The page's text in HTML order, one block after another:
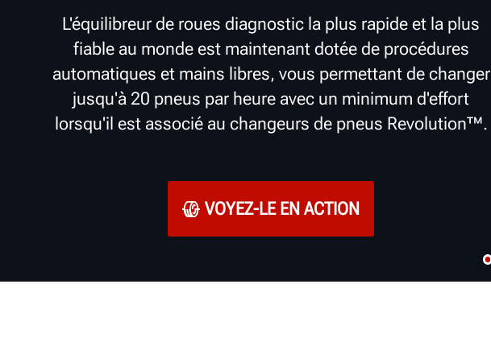
L'équilibreur de roues diagnostic la plus rapide et la plus
fiable au monde est maintenant dotée de procédures
automatiques et mains libres, vous permettant de changer
jusqu'à 20 pneus par heure avec un minimum d'effort
lorsqu'il est associé au changeurs de pneus Revolution™.
VOYEZ-LE EN ACTION